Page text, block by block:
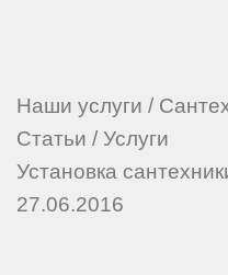
Наши услуги /
Статьи / Услуги
Установка
27.06.2016